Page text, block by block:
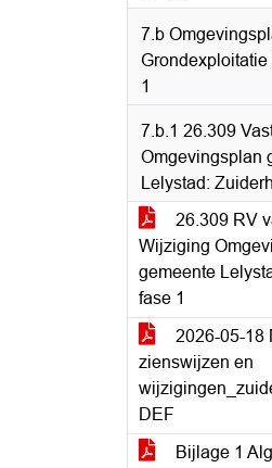
7.b
1
7.b.1 26.309
Omgevingsplan
Lelystad:
26.309 RV
Wijziging
gemeente
fase 1
2026-05-18
zienswijzen en
DEF
Bijlage 1